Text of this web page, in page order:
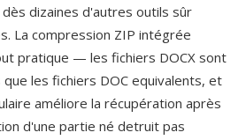
dizaines d'autres outils sûr
La compression ZIP intégrée
pratique — les fichiers DOCX sont
les fichiers DOC equivalents, et
améliore la récupération après
d'une partie né detruit pas